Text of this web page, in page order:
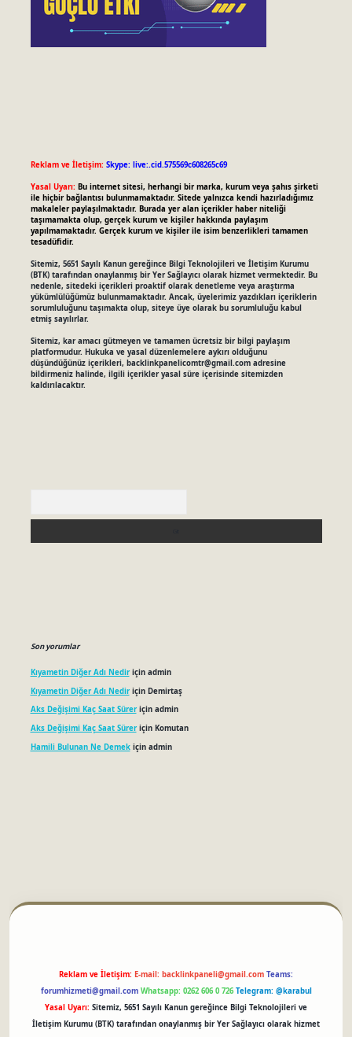
Reklam ve İletişim: Skype: live:.cid.575569c608265c69
Yasal Uyarı: Bu internet sitesi, herhangi bir marka, kurum veya şahıs şirketi
ile hiçbir bağlantısı bulunmamaktadır. Sitede yalnızca kendi hazırladığımız
makaleler paylaşılmaktadır. Burada yer alan içerikler haber niteliği
taşımamakta olup, gerçek kurum ve kişiler hakkında paylaşım
yapılmamaktadır. Gerçek kurum ve kişiler ile isim benzerlikleri tamamen
tesadüfidir.
Sitemiz, 5651 Sayılı Kanun gereğince Bilgi Teknolojileri ve İletişim Kurumu
(BTK) tarafından onaylanmış bir Yer Sağlayıcı olarak hizmet vermektedir. Bu
nedenle, sitedeki içerikleri proaktif olarak denetleme veya araştırma
yükümlülüğümüz bulunmamaktadır. Ancak, üyelerimiz yazdıkları içeriklerin
sorumluluğunu taşımakta olup, siteye üye olarak bu sorumluluğu kabul
etmiş sayılırlar.
Sitemiz, kar amacı gütmeyen ve tamamen ücretsiz bir bilgi paylaşım
platformudur. Hukuka ve yasal düzenlemelere aykırı olduğunu
düşündüğünüz içerikleri, backlinkpanelicomtr@gmail.comadresine
bildirmeniz halinde, ilgili içerikler yasal süre içerisinde sitemizden
kaldırılacaktır.
Son yorumlar
Kıyametin Diğer Adı Nediriçin admin
Kıyametin Diğer Adı Nediriçin Demirtaş
Aks Değişimi Kaç Saat Süreriçin admin
Aks Değişimi Kaç Saat Süreriçin Komutan
Hamili Bulunan Ne Demekiçin admin
Reklam ve İletişim: E-mail: backlinkpaneli@gmail.com Teams:
forumhizmeti@gmail.com Whatsapp: 0262 606 0 726 Telegram: @karabul
Yasal Uyarı: Sitemiz, 5651 Sayılı Kanun gereğince Bilgi Teknolojileri ve
İletişim Kurumu (BTK) tarafından onaylanmış bir Yer Sağlayıcı olarak hizmet